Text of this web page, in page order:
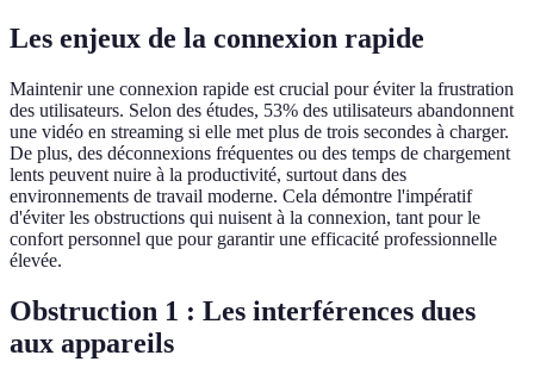
Les enjeux de la connexion rapide
Maintenir une connexion rapide est crucial pour éviter la frustration
des utilisateurs. Selon des études, 53% des utilisateurs abandonnent
une vidéo en streaming si elle met plus de trois secondes à charger.
De plus, des déconnexions fréquentes ou des temps de chargement
lents peuvent nuire à la productivité, surtout dans des
environnements de travail moderne. Cela démontre l'impératif
d'éviter les obstructions qui nuisent à la connexion, tant pour le
confort personnel que pour garantir une efficacité professionnelle
élevée.
Obstruction 1 : Les interférences dues
aux appareils